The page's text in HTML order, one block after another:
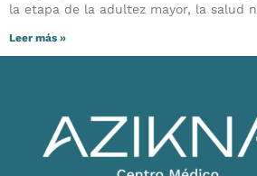
la etapa de la adultez mayor, la salud
Leer más »